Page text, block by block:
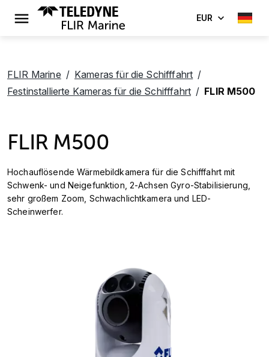
EUR
FLIR Marine
Kameras für die Schifffahrt
Festinstallierte Kameras für die Schifffahrt
FLIR M500
FLIR M500
Hochauflösende Wärmebildkamera für die Schifffahrt mit
Schwenk- und Neigefunktion, 2-Achsen Gyro-Stabilisierung,
sehr großem Zoom, Schwachlichtkamera und LED-
Scheinwerfer.